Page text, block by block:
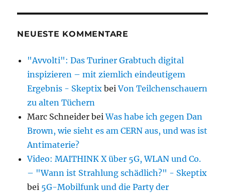
NEUESTE KOMMENTARE
"Avvolti": Das Turiner Grabtuch digital
inspizieren – mit ziemlich eindeutigem
Ergebnis - Skeptix beiVon Teilchenschauern
zu alten Tüchern
Marc Schneider beiWas habe ich gegen Dan
Brown, wie sieht es am CERN aus, und was ist
Antimaterie?
Video: MAITHINK X über 5G, WLAN und Co.
– "Wann ist Strahlung schädlich?" - Skeptix
bei 5G-Mobilfunk und die Party der